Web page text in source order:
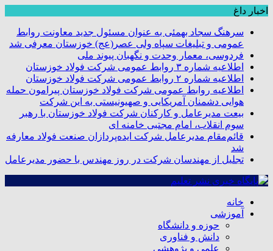
اخبار داغ
سرهنگ سجاد بهمئی به عنوان مسئول جدید معاونت روابط
عمومی و تبلیغات سپاه ولی عصر(عج) خوزستان معرفی شد
فردوسی، معمار وحدت و نگهبان پیوند ملی
اطلاعیه شماره ۳ روابط عمومی شرکت فولاد خوزستان
اطلاعیه شماره ۲ روابط عمومی شرکت فولاد خوزستان
اطلاعیه روابط عمومی شرکت فولاد خوزستان پیرامون حمله
هوایی دشمنان آمریکایی و صهیونیستی به این شرکت
بیعت مدیرعامل و کارکنان شرکت فولاد خوزستان با رهبر
سوم انقلاب، امام مجتبی خامنه ای
قائم‌مقام مدیرعامل شرکت ایده‌پردازان صنعت فولاد معارفه
شد
تجلیل از مهندسان شرکت در روز مهندس با حضور مدیرعامل
خانه
آموزشی
حوزه و دانشگاه
دانش و فناوری
علمی و پژوهشی